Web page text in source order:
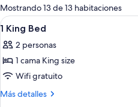
para
las
habitaciones
Mostrando 13 de 13 habitaciones
Ver
todas
las
fotos
de
1
13
1 King Bed
2 personas
1 cama King size
Wifi gratuito
Más detalles
Más